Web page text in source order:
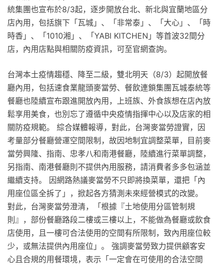
統集團也宣布於8/3起，逐步開放台北、新北與宜蘭地區分
店內用，包括旗下「瓦城」、「非常泰」、「大心」、「時
時香」、「1010湘」、「YABI KITCHEN」等首波32間分
店，內用店點與相關防疫資訊，可至官網查詢。
台灣本土疫情趨穩、降至二級，雙北明天（8/3）起開放餐
廳內用，包括速食業龍頭麥當勞、餐飲連鎖集團瓦城泰統等
餐廳也陸續宣布跟進開放內用，上班族、外食族想在店內放
鬆享用美食，也別忘了遵循中央疫情指揮中心以及店家的相
關防疫規範。 綜合媒體報導，對此，台灣麥當勞證實，因
考量部分餐廳營運空間限制，故因地制宜調整菜單，目前麥
當勞興隆、指南、忠孝八和南港餐廳，陸續進行菜單調整，
另指南、南港餐廳則不提供內用服務，請消費者多多包涵並
繼續支持。 因網路熱議麥當勞不只即將換菜單，還把「內
用座位區全拆了」，掀起各方猜測未來經營模式的改變。
對此，台灣麥當勞澄清，「根據『土地使用分區管制規
則』，部份餐廳路段二樓或三樓以上，不能做為餐廳或飲食
店使用，且一樓可合法使用的空間有所限制，致內用座位較
少，或無法提供內用座位」。 強調麥當勞致力提供顧客安
心且合規的用餐環境，表示「一定會在可使用的合法空間